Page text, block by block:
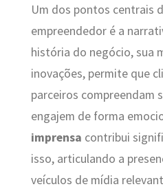
Um dos pontos centrais
empreendedor é a
história do negócio, sua
inovações, permite que
parceiros compreendam
engajem de forma
imprensa contribui
isso, articulando a
veículos de mídia